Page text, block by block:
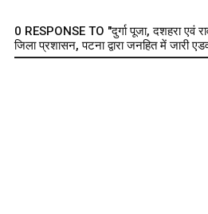
0 RESPONSE TO "दुर्गा पूजा, दशहरा एवं
जिला प्रशासन, पटना द्वारा जनहित में जारी